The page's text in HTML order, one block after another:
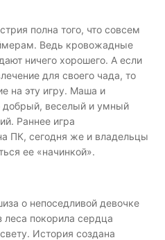
полна того, что совсем
Ведь кровожадные
ничего хорошего. А если
для своего чада, то
на эту игру. Маша и
добрый, веселый и умный
Раннее игра
ПК, сегодня же и владельцы
ее «начинкой».
о непоседливой девочке
леса покорила сердца
История создана